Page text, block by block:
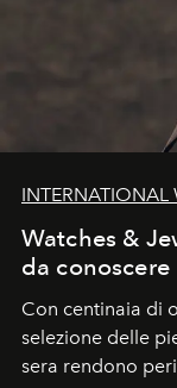
INTERNATIONAL
Watches &
da conoscere
Con centinaia di
selezione delle
sera rendono